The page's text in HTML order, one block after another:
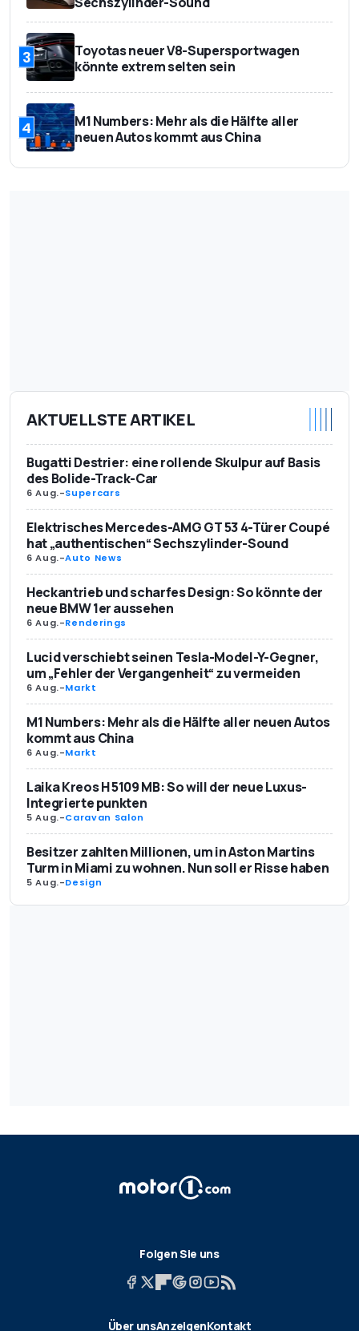
3
Toyotas neuer V8-Supersportwagen
könnte extrem selten sein
4
M1 Numbers: Mehr als die Hälfte aller
neuen Autos kommt aus China
AKTUELLSTE ARTIKEL
Bugatti Destrier: eine rollende Skulpur auf Basis
des Bolide-Track-Car
6 Aug.-Supercars
Elektrisches Mercedes-AMG GT 53 4-Türer Coupé
hat „authentischen“ Sechszylinder-Sound
6 Aug.-Auto News
Heckantrieb und scharfes Design: So könnte der
neue BMW 1er aussehen
6 Aug.-Renderings
Lucid verschiebt seinen Tesla-Model-Y-Gegner,
um „Fehler der Vergangenheit“ zu vermeiden
6 Aug.-Markt
M1 Numbers: Mehr als die Hälfte aller neuen Autos
kommt aus China
6 Aug.-Markt
Laika Kreos H 5109 MB: So will der neue Luxus-
Integrierte punkten
5 Aug.-Caravan Salon
Besitzer zahlten Millionen, um in Aston Martins
Turm in Miami zu wohnen. Nun soll er Risse haben
5 Aug.-Design
Folgen Sie uns
Über unsAnzeigenKontakt